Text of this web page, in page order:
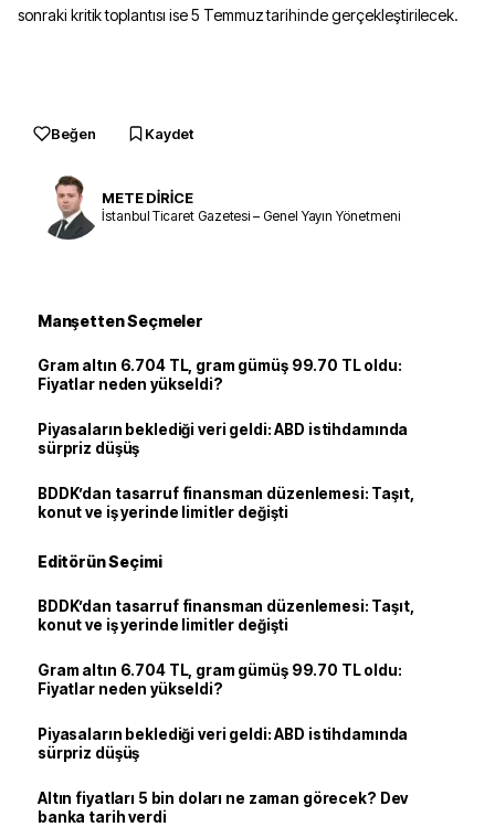
sonraki kritik toplantısı ise 5 Temmuz tarihinde gerçekleştirilecek.
Beğen Kaydet
METE DİRİCE
İstanbul Ticaret Gazetesi – Genel Yayın Yönetmeni
Manşetten Seçmeler
Gram altın 6.704 TL, gram gümüş 99.70 TL oldu:
Fiyatlar neden yükseldi?
Piyasaların beklediği veri geldi: ABD istihdamında
sürpriz düşüş
BDDK’dan tasarruf finansman düzenlemesi: Taşıt,
konut ve iş yerinde limitler değişti
Editörün Seçimi
BDDK’dan tasarruf finansman düzenlemesi: Taşıt,
konut ve iş yerinde limitler değişti
Gram altın 6.704 TL, gram gümüş 99.70 TL oldu:
Fiyatlar neden yükseldi?
Piyasaların beklediği veri geldi: ABD istihdamında
sürpriz düşüş
Altın fiyatları 5 bin doları ne zaman görecek? Dev
banka tarih verdi